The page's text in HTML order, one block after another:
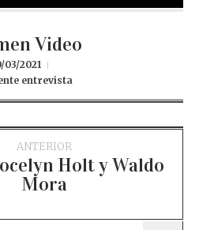
Video
03/2021
entrevista
ANTERIOR
Holt y Waldo
Mora